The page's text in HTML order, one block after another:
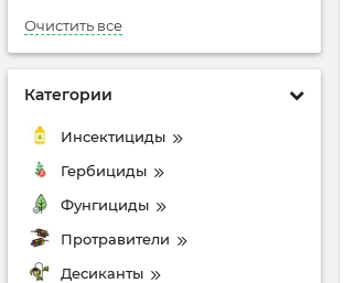
Очистить все
Категории
Инсектициды
Гербициды
Фунгициды
Протравители
Десиканты